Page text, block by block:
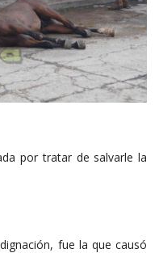
por tratar de salvarle la
fue la que causó